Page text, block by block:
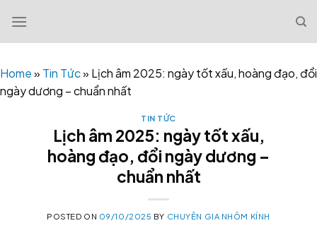
content
Home» Tin Tức» Lịch âm 2025: ngày tốt xấu, hoàng đạo, đổi
ngày dương – chuẩn nhất
TIN TỨC
Lịch âm 2025: ngày tốt xấu,
hoàng đạo, đổi ngày dương –
chuẩn nhất
POSTED ON 09/10/2025 BY CHUYÊN GIA NHÔM KÍNH